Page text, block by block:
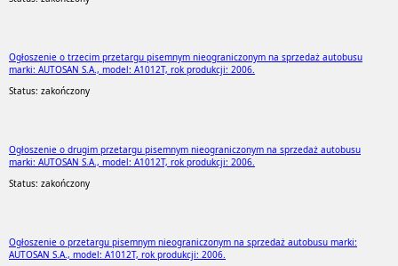
Ogłoszenie o trzecim przetargu pisemnym nieograniczonym na sprzedaż autobusu
marki: AUTOSAN S.A., model: A1012T, rok produkcji: 2006.
Status: zakończony
Ogłoszenie o drugim przetargu pisemnym nieograniczonym na sprzedaż autobusu
marki: AUTOSAN S.A., model: A1012T, rok produkcji: 2006.
Status: zakończony
Ogłoszenie o przetargu pisemnym nieograniczonym na sprzedaż autobusu marki:
AUTOSAN S.A., model: A1012T, rok produkcji: 2006.